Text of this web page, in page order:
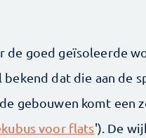
de goed geïsoleerde
bekend dat die aan de
gebouwen komt een
voor flats'). De